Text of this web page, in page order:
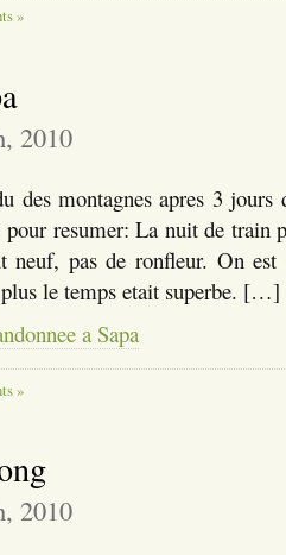
»
2010
des montagnes apres 3 jours
resumer: La nuit de train
neuf, pas de ronfleur. On
le temps etait superbe. […]
a Sapa
»
2010